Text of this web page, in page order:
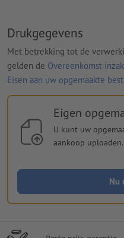
Drukgegevens
Met betrekking tot de
gelden de Overeenkomst
Eisen aan uw opgemaakte
Eigen
U kunt uw
aankoop uploaden.
Nu